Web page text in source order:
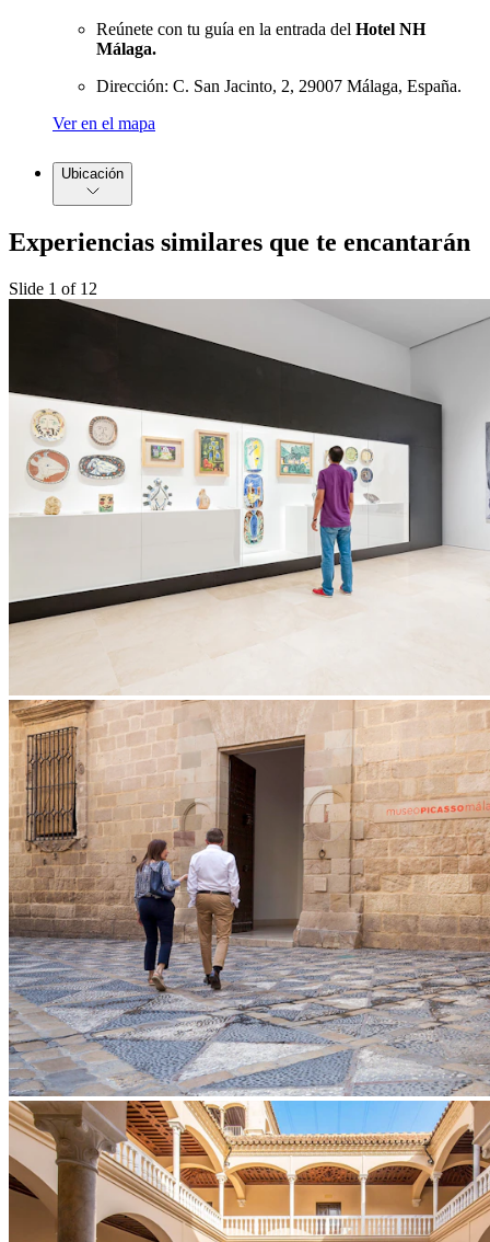
Reúnete con tu guía en la entrada del Hotel NH
Málaga.
Dirección: C. San Jacinto, 2, 29007 Málaga, España.
Ver en el mapa
Ubicación
Experiencias similares que te encantarán
Slide 1 of 12